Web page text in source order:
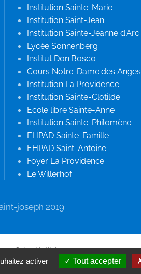
Institution Sainte-Marie
Institution Saint-Jean
Institution Sainte-Jeanne d'Arc
Lycée Sonnenberg
Institut Don Bosco
Cours Notre-Dame des Anges
Institution La Providence
Institution Sainte-Clotilde
Ecole libre Sainte-Anne
Institution Sainte-Philomène
EHPAD Sainte-Famille
EHPAD Saint-Antoine
Foyer La Providence
Le Willerhof
joseph 2019
activer Tout accepter